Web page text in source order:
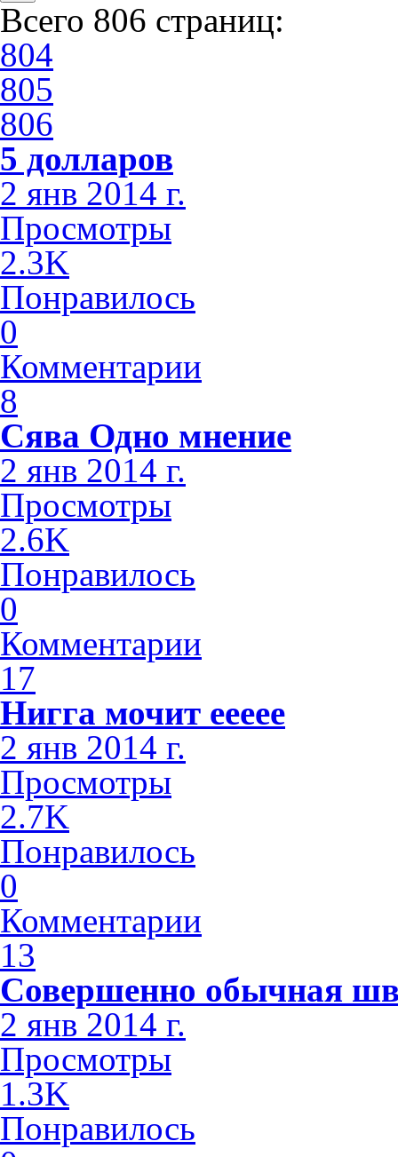
Всего 806 страниц:
804
805
806
5 долларов
2 янв 2014 г.
Просмотры
2.3K
Понравилось
0
Комментарии
8
Сява Одно мнение
2 янв 2014 г.
Просмотры
2.6K
Понравилось
0
Комментарии
17
Нигга мочит еееее
2 янв 2014 г.
Просмотры
2.7K
Понравилось
0
Комментарии
13
Совершенно обычная
2 янв 2014 г.
Просмотры
1.3K
Понравилось